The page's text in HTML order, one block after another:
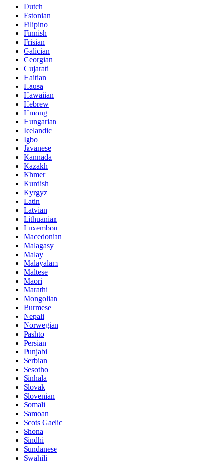
Dutch
Estonian
Filipino
Finnish
Frisian
Galician
Georgian
Gujarati
Haitian
Hausa
Hawaiian
Hebrew
Hmong
Hungarian
Icelandic
Igbo
Javanese
Kannada
Kazakh
Khmer
Kurdish
Kyrgyz
Latin
Latvian
Lithuanian
Luxembou..
Macedonian
Malagasy
Malay
Malayalam
Maltese
Maori
Marathi
Mongolian
Burmese
Nepali
Norwegian
Pashto
Persian
Punjabi
Serbian
Sesotho
Sinhala
Slovak
Slovenian
Somali
Samoan
Scots Gaelic
Shona
Sindhi
Sundanese
Swahili